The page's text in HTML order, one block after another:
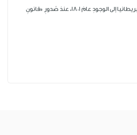
ظَهرَتِ المملكةُ المتّحدةُ أو بريطانيا إلى الوجودِ عامَ 1801، عندَ صُدورِ «قانونِ